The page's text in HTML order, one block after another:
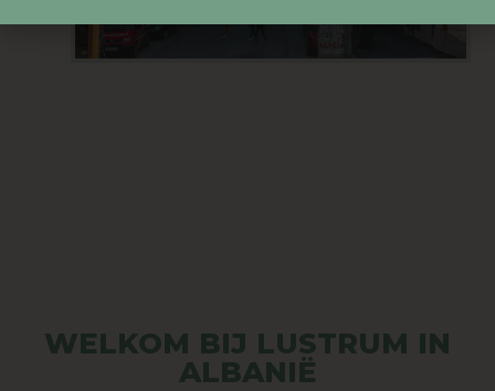
WELKOM BIJ LUSTRUM IN
ALBANIË